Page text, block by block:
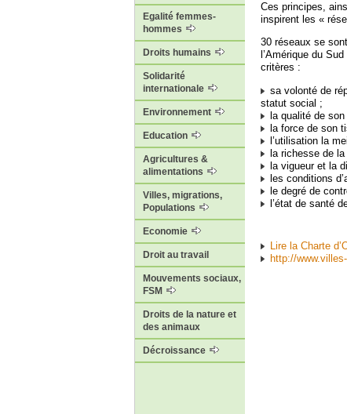
Egalité femmes-
hommes
Droits humains
Solidarité
internationale
Environnement
Education
Agricultures &
alimentations
Villes, migrations,
Populations
Economie
Droit au travail
Mouvements sociaux,
FSM
Droits de la nature et
des animaux
Décroissance
Ces principes,
inspirent les «
30 réseaux se
l’Amérique du
critères :
sa volonté de
statut social ;
la qualité de
la force de son
l’utilisation la
la richesse de
la vigueur et la
les conditions
le degré de
l’état de santé
Lire la Charte
http://